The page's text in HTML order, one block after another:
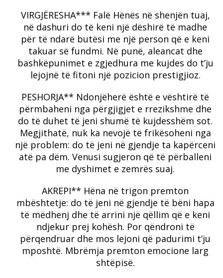
VIRGJËRESHA*** Falë Hënës në shenjën tuaj,
në dashuri do të keni një dëshirë të madhe
për të ndarë butësi me një person që e keni
takuar së fundmi. Në punë, aleancat dhe
bashkëpunimet e zgjedhura me kujdes do t’ju
lejojnë të fitoni një pozicion prestigjioz.
PESHORJA** Ndonjëherë është e vështirë të
përmbaheni nga përgjigjet e rrezikshme dhe
do të duhet të jeni shumë të kujdesshëm sot.
Megjithatë, nuk ka nevojë të frikësoheni nga
një problem: do të jeni në gjendje ta kapërceni
atë pa dëm. Venusi sugjeron që të përballeni
me dyshimet e zemrës suaj.
AKREPI** Hëna në trigon premton
mbështetje: do të jeni në gjendje të bëni hapa
të mëdhenj dhe të arrini një qëllim që e keni
ndjekur prej kohësh. Por qëndroni të
përqendruar dhe mos lejoni që padurimi t’ju
mposhtë. Mbrëmja premton emocione larg
shtëpisë.